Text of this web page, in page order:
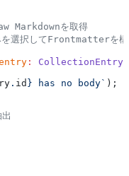
を取得
選択してFrontmatterを
: CollectionEntry
. id } has no body` );